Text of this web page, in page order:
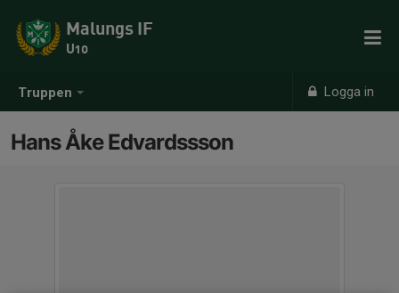
Truppen Logga in
Malungs IF
U10
Hans Åke Edvardssson